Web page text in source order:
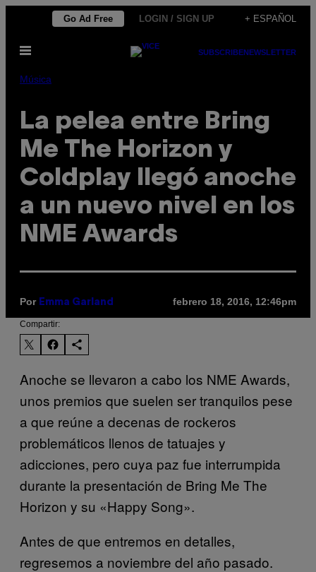
contenido
Go Ad Free LOGIN / SIGN UP + ESPAÑOL
Abrir
SUBSCRIBENEWSLETTER
Música
La pelea entre Bring
Me The Horizon y
Coldplay llegó anoche
a un nuevo nivel en los
NME Awards
Por Emma Garland febrero 18, 2016, 12:46pm
Compartir:
Anoche se llevaron a cabo los NME Awards,
unos premios que suelen ser tranquilos pese
a que reúne a decenas de rockeros
problemáticos llenos de tatuajes y
adicciones, pero cuya paz fue interrumpida
durante la presentación de Bring Me The
Horizon y su «Happy Song».
Antes de que entremos en detalles,
regresemos a noviembre del año pasado.